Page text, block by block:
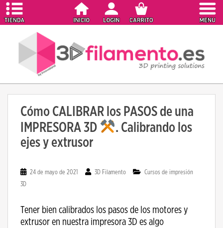
Cómo CALIBRAR los PASOS de una
IMPRESORA 3D
. Calibrando los
ejes y extrusor
24 de mayo de 2021 3D Filamento
Cursos de impresión
3D
Tener bien calibrados los pasos de los motores y
extrusor en nuestra impresora 3D es algo